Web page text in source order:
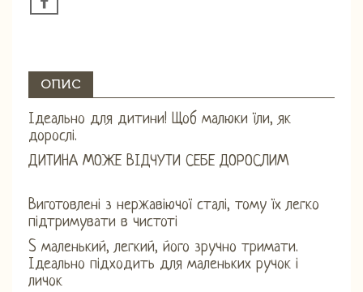
ОПИС
Ідеально для дитини! Щоб малюки їли, як
дорослі.
ДИТИНА МОЖЕ ВІДЧУТИ СЕБЕ ДОРОСЛИМ
Виготовлені з нержавіючої сталі, тому їх легко
підтримувати в чистоті
S маленький, легкий, його зручно тримати.
Ідеально підходить для маленьких ручок і
личок